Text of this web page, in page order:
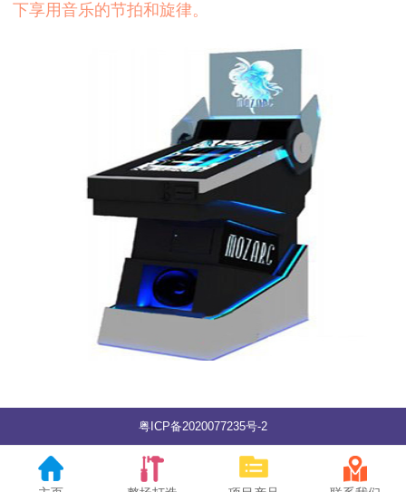
下享用音乐的节拍和旋律。
粤ICP备2020077235号-2